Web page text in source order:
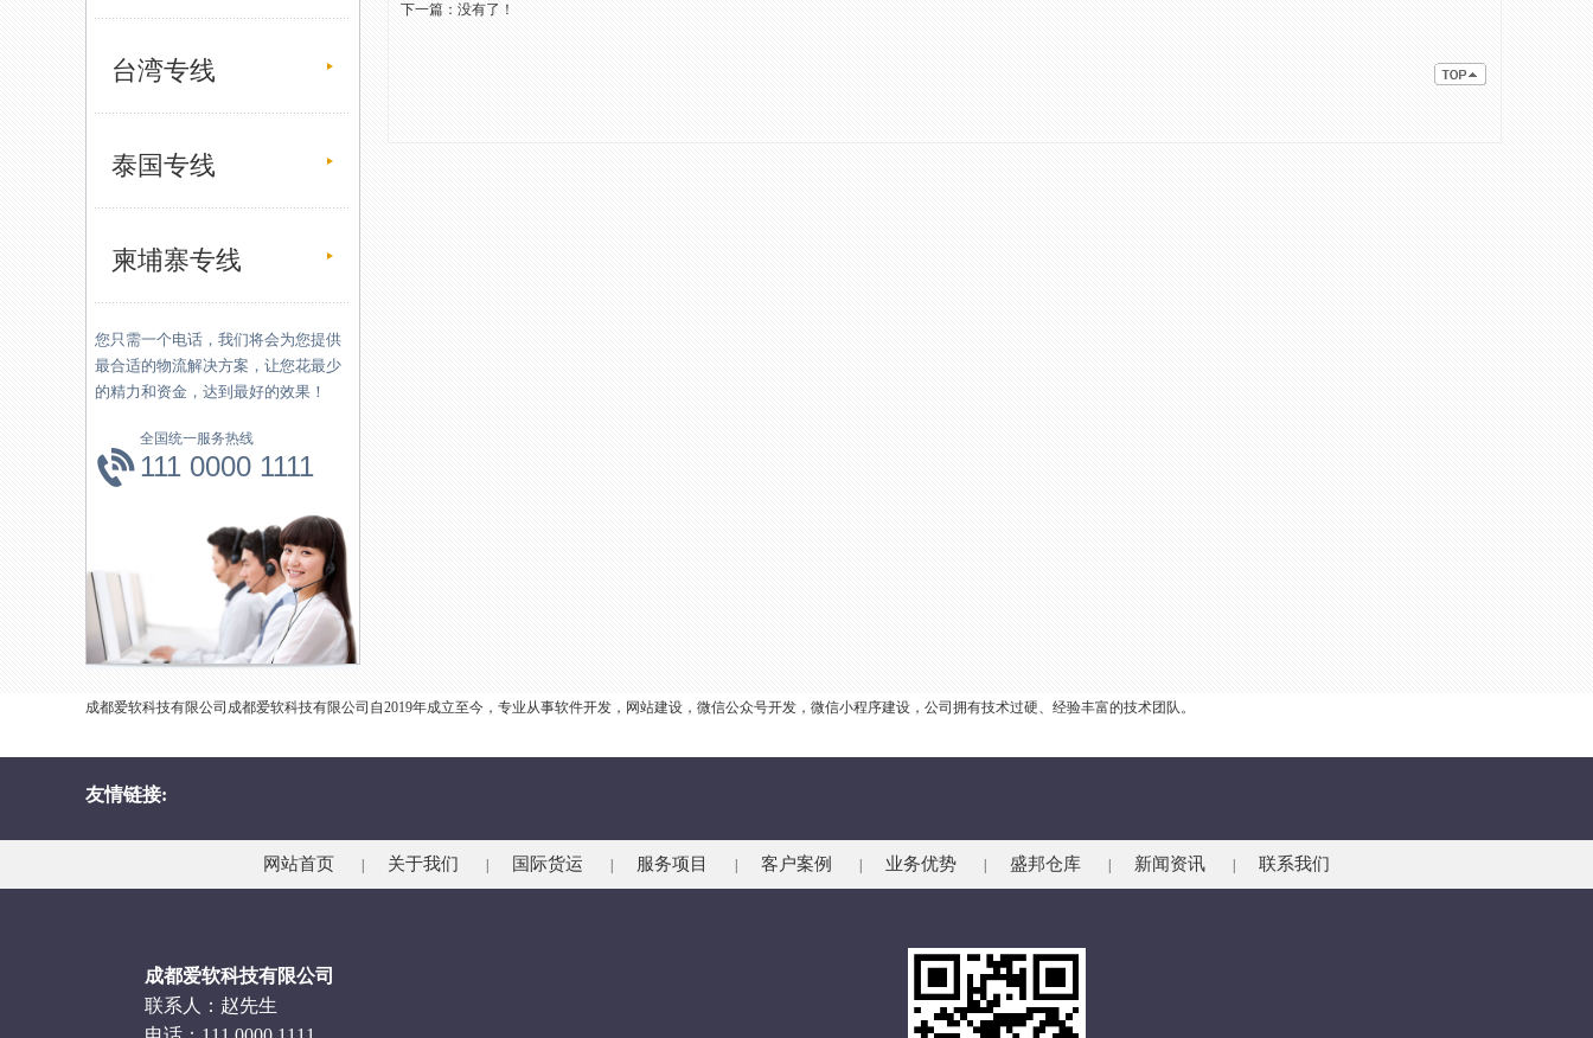
台湾专线
泰国专线
柬埔寨专线
您只需一个电话，我们将会为您提供
最合适的物流解决方案，让您花最少
的精力和资金，达到最好的效果！
全国统一服务热线
111 0000 1111
下一篇：没有了！
成都爱软科技有限公司成都爱软科技有限公司自2019年成立至今，专业从事软件开发，网站建设，微信公众号开发，微信小程序建设，公司拥有技术过硬、经验丰富的技术团队。
友情链接:
网站首页 关于我们 国际货运 服务项目 客户案例 业务优势 盛邦仓库 新闻资讯 联系我们
成都爱软科技有限公司
联系人：赵先生